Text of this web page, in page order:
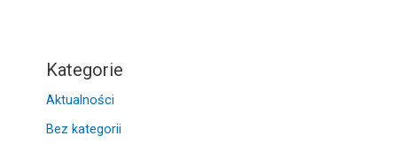
Kategorie
Aktualności
Bez kategorii